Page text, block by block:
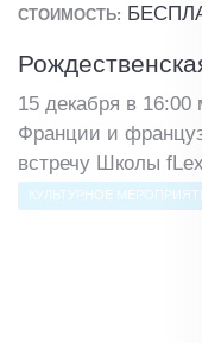
СТОИМОСТЬ:
15 декабря в
Франции и
встречу Школы
КУЛЬТУРНОЕ